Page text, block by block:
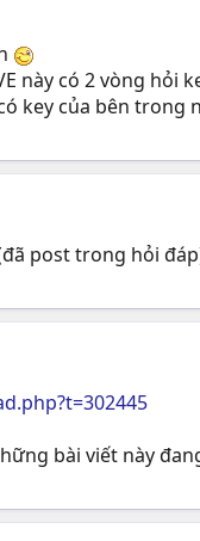
này có 2 vòng hỏi
key của bên trong
post trong hỏi
bài viết này